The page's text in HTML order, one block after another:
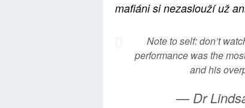
mafiáni si nezaslouží už
Note to self: don’t
performance was the
and his
— Dr